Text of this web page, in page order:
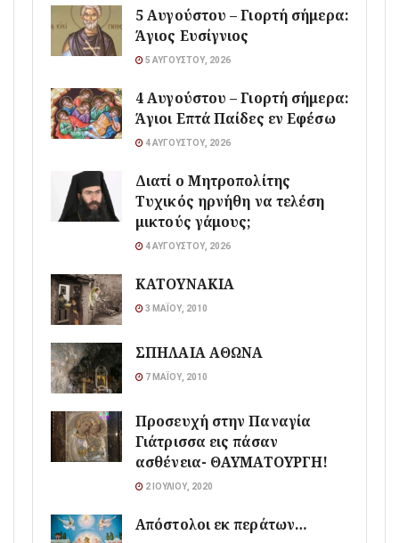
5 Αυγούστου – Γιορτή σήμερα:
Άγιος Ευσίγνιος
5 ΑΥΓΟΎΣΤΟΥ, 2026
4 Αυγούστου – Γιορτή σήμερα:
Άγιοι Επτά Παίδες εν Εφέσω
4 ΑΥΓΟΎΣΤΟΥ, 2026
Διατί ο Μητροπολίτης
Τυχικός ηρνήθη να τελέση
μικτούς γάμους;
4 ΑΥΓΟΎΣΤΟΥ, 2026
ΚΑΤΟΥΝΑΚΙΑ
3 ΜΑΪ́ΟΥ, 2010
ΣΠΗΛΑΙΑ ΑΘΩΝΑ
7 ΜΑΪ́ΟΥ, 2010
Προσευχή στην Παναγία
Γιάτρισσα εις πάσαν
ασθένεια- ΘΑΥΜΑΤΟΥΡΓΗ!
2 ΙΟΥΛΊΟΥ, 2020
Απόστολοι εκ περάτων…